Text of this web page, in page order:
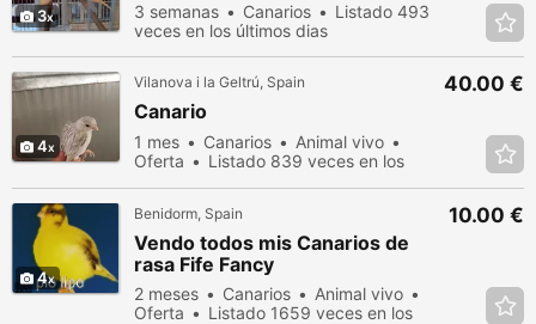
3 3 semanas Canarios
Listado 493
veces en los últimos dias
4
Vilanova i la Geltrú, Spain
Canario
1 mes Canarios
Animal vivo
Oferta
Listado 839 veces en los
40.00 €
4
Benidorm, Spain
Vendo todos mis Canarios de
rasa Fife Fancy
2 meses Canarios
Animal vivo
Oferta
Listado 1659 veces en los
10.00 €